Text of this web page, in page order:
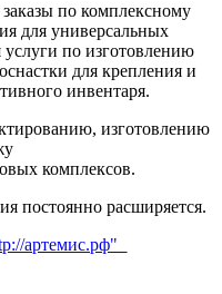
по комплексному
для универсальных
услуги по изготовлению
для крепления и
инвентаря.
изготовлению
комплексов.
постоянно расширяется.
артемис.рф"